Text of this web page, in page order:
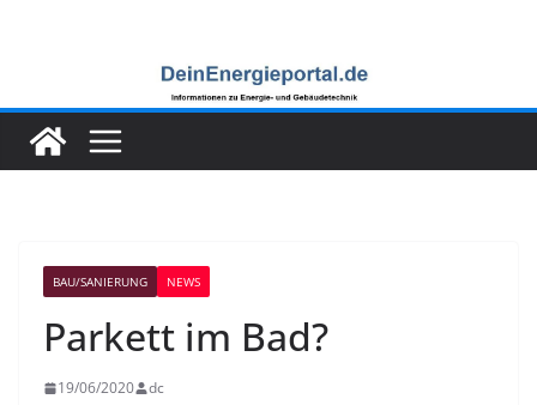
BAU/SANIERUNG NEWS
Parkett im Bad?
19/06/2020 dc